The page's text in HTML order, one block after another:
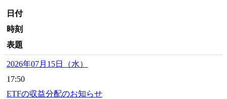
日付
時刻
表題
2026年07月15日（水）
17:50
ETFの収益分配のお知らせ